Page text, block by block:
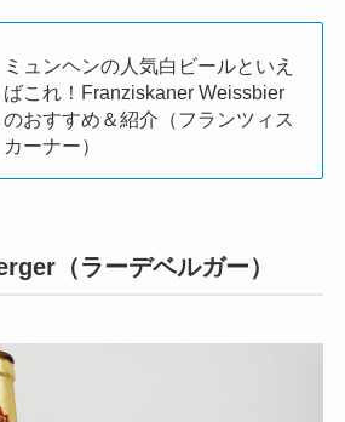
ミュンヘンの人気白ビールといえ
ばこれ！Franziskaner Weissbier
のおすすめ＆紹介（フランツィス
カーナー）
（ラーデベルガー）